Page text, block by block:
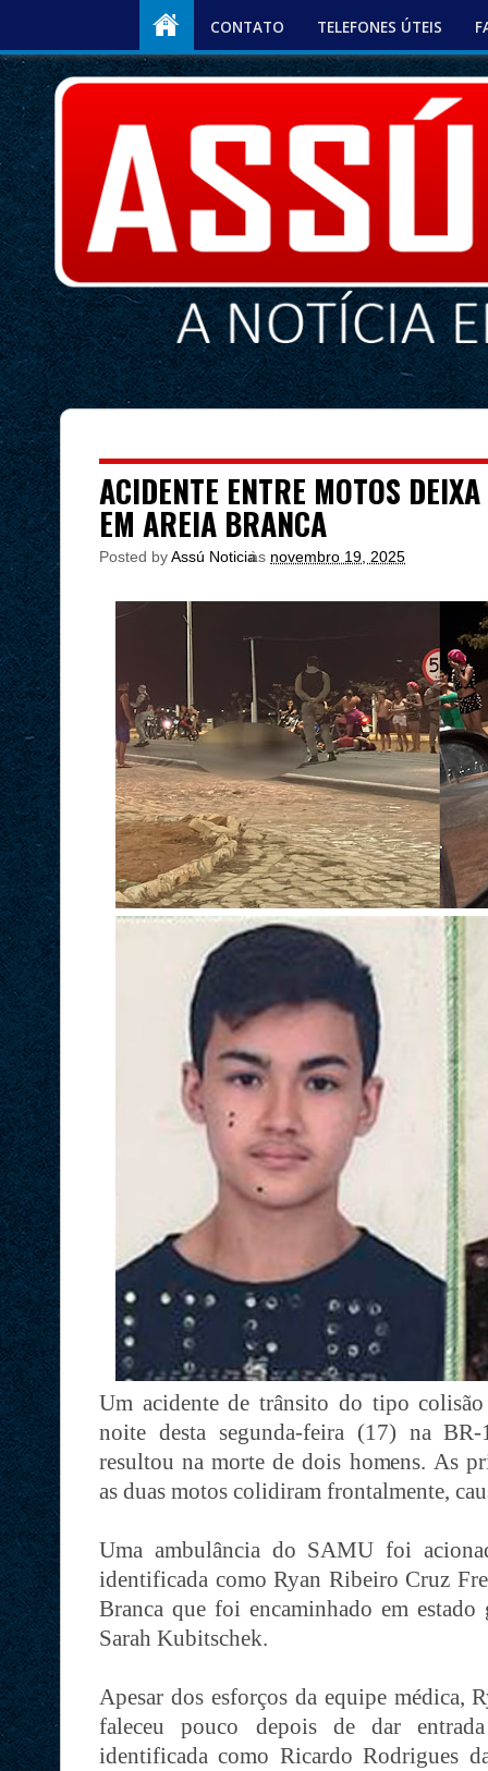
CONTATO TELEFONES ÚTEIS
ACIDENTE ENTRE MOTOS
EM AREIA BRANCA
Posted byAssú Noticia
às novembro 19, 2025
Um acidente de trânsito do tipo
noite desta segunda-feira (17) na
resultou na morte de dois homens. As
as duas motos colidiram frontalmente,
Uma ambulância do SAMU foi
identificada como Ryan Ribeiro Cruz
Branca que foi encaminhado em
Sarah Kubitschek.
Apesar dos esforços da equipe médica,
faleceu pouco depois de dar
identificada como Ricardo Rodrigues